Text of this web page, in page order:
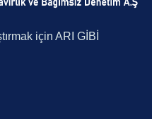
için ARI GİBİ